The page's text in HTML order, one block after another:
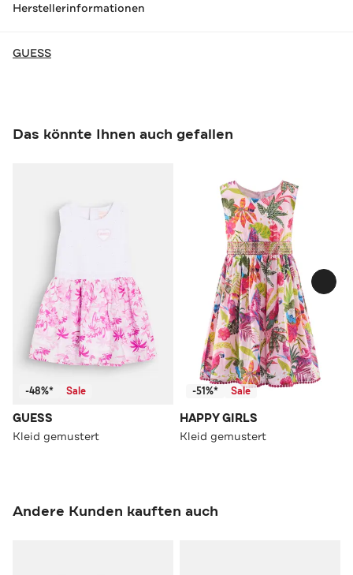
Herstellerinformationen
GUESS
Das könnte Ihnen auch gefallen
-48%* Sale
GUESS
Kleid gemustert
-51%* Sale
HAPPY GIRLS
Kleid gemustert
Andere Kunden kauften auch